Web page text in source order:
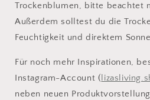
Trockenblumen, bitte beachtet
Außerdem solltest du die
Feuchtigkeit und direktem
Für noch mehr Inspirationen,
Instagram-Account (
neben neuen